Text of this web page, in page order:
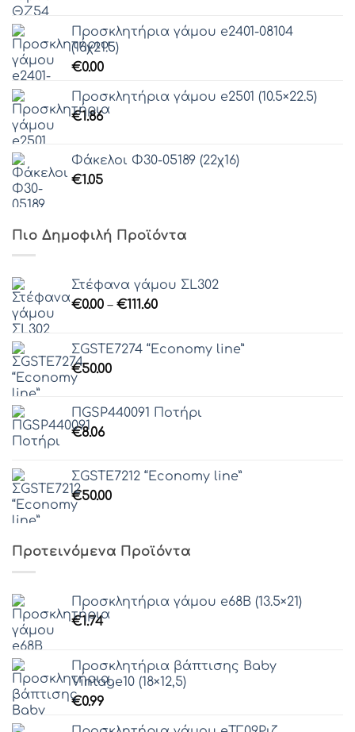
Προσκλητήρια γάμου e2401-08104
(16χ21.5)
€0.00
Προσκλητήρια γάμου e2501 (10.5×22.5)
€1.86
Φάκελοι Φ30-05189 (22χ16)
€1.05
Πιο Δημοφιλή Προϊόντα
Στέφανα γάμου ΣL302
€0.00 – €111.60Price
through
ΣGSTE7274 “Economy line”
€50.00
ΠGSP440091 Ποτήρι
€8.06
ΣGSTE7212 “Economy line”
€50.00
Προτεινόμενα Προϊόντα
Προσκλητήρια γάμου e68Β (13.5×21)
€1.74
Προσκλητήρια βάπτισης Baby
Vintage10 (18×12,5)
€0.99